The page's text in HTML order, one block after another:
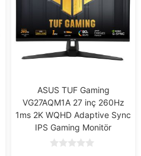
ASUS TUF Gaming
VG27AQM1A 27 inç 260Hz
1ms 2K WQHD Adaptive Sync
IPS Gaming Monitör